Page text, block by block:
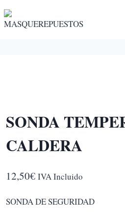
al
SONDA
CALDERA
12,50€ IVA Incluido
SONDA DE SEGURIDAD